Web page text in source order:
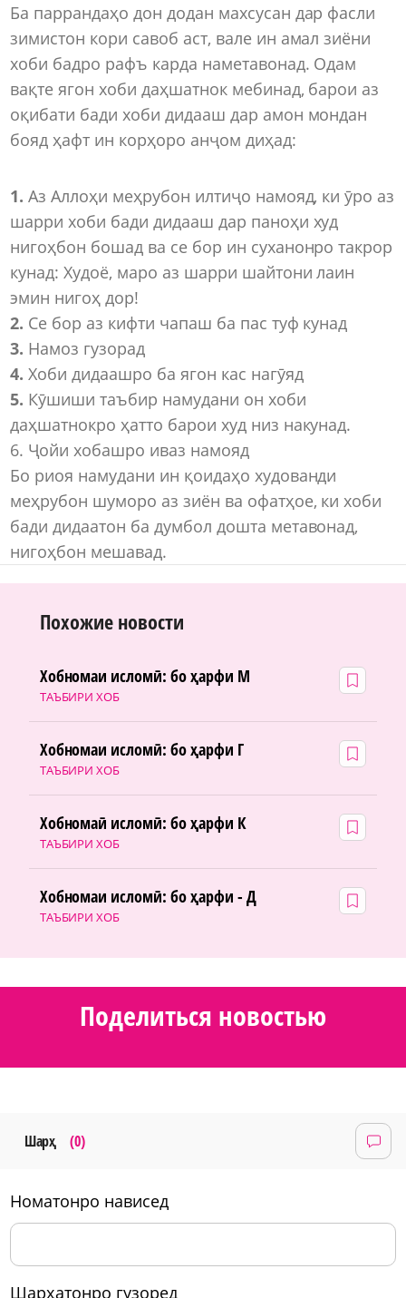
Ба паррандаҳо дон додан махсусан дар фасли
зимистон кори савоб аст, вале ин амал зиёни
хоби бадро рафъ карда наметавонад. Одам
вақте ягон хоби даҳшатнок мебинад, барои аз
оқибати бади хоби дидааш дар амон мондан
бояд ҳафт ин корҳоро анҷом диҳад:
1. Аз Аллоҳи меҳрубон илтиҷо намояд, ки ӯро аз
шарри хоби бади дидааш дар паноҳи худ
нигоҳбон бошад ва се бор ин суханонро такрор
кунад: Худоё, маро аз шарри шайтони лаин
эмин нигоҳ дор!
2. Се бор аз кифти чапаш ба пас туф кунад
3. Намоз гузорад
4. Хоби дидаашро ба ягон кас нагӯяд
5. Кӯшиши таъбир намудани он хоби
даҳшатнокро ҳатто барои худ низ накунад.
6. Ҷойи хобашро иваз намояд
Бо риоя намудани ин қоидаҳо худованди
меҳрубон шуморо аз зиён ва офатҳое, ки хоби
бади дидаатон ба думбол дошта метавонад,
нигоҳбон мешавад.
Похожие новости
ТАЪБИРИ ХОБ
Хобномаи исломӣ: бо ҳарфи М
ТАЪБИРИ ХОБ
Хобномаи исломӣ: бо ҳарфи Г
ТАЪБИРИ ХОБ
Хобномаӣ исломӣ: бо ҳарфи К
ТАЪБИРИ ХОБ
Хобномаи исломӣ: бо ҳарфи - Д
Поделиться новостью
Шарҳ (0)
номатонро нависед
шарҳатонро гузоред